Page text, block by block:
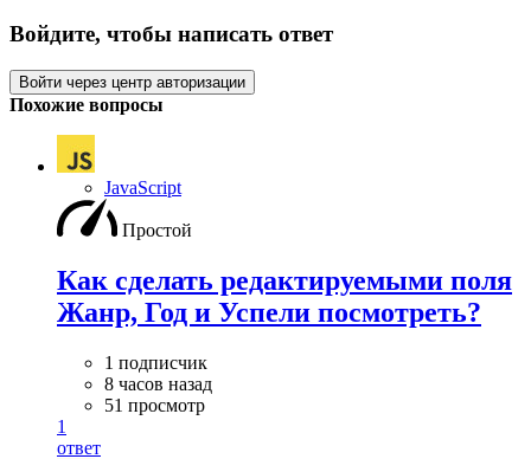
Войдите, чтобы написать ответ
Войти через центр авторизации
Похожие вопросы
JavaScript
Простой
Как сделать редактируемыми поля
Жанр, Год и Успели посмотреть?
1 подписчик
8 часов назад
51 просмотр
1
ответ